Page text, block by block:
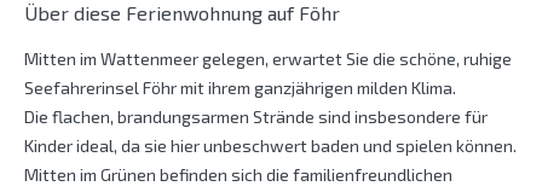
Über diese Ferienwohnung auf Föhr
Mitten im Wattenmeer gelegen, erwartet Sie die schöne, ruhige
Seefahrerinsel Föhr mit ihrem ganzjährigen milden Klima.
Die flachen, brandungsarmen Strände sind insbesondere für
Kinder ideal, da sie hier unbeschwert baden und spielen können.
Mitten im Grünen befinden sich die familienfreundlichen